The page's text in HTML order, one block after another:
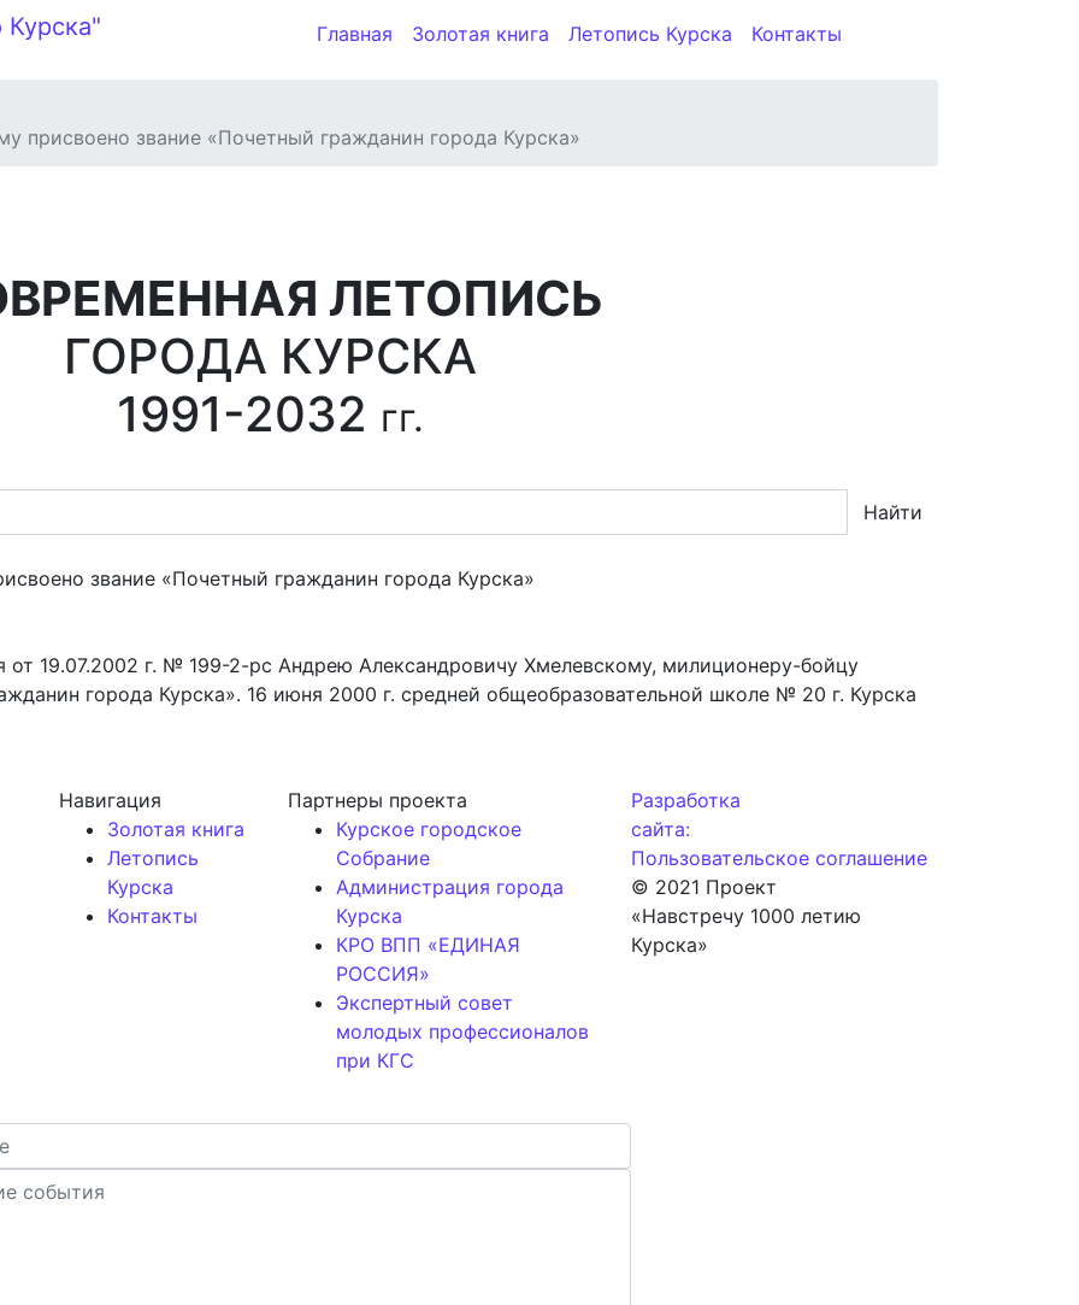
Главная Золотая книга Летопись Курска Контакты
присвоено звание «Почетный гражданин города Курска»
ЛЕТОПИСЬ
ГОРОДА КУРСКА
1991-2032 гг.
Найти
звание «Почетный гражданин города Курска»
от 19.07.2002 г. № 199-2-рс Андрею Александровичу Хмелевскому, милиционеру-бойцу
города Курска». 16 июня 2000 г. средней общеобразовательной школе № 20 г. Курска
Навигация
Золотая книга
Летопись
Курска
Контакты
Партнеры проекта
Курское городское
Собрание
Администрация города
Курска
КРО ВПП «ЕДИНАЯ
РОССИЯ»
Экспертный совет
молодых профессионалов
при КГС
Разработка
сайта:
Пользовательское соглашение
© 2021 Проект
«Навстречу 1000 летию
Курска»